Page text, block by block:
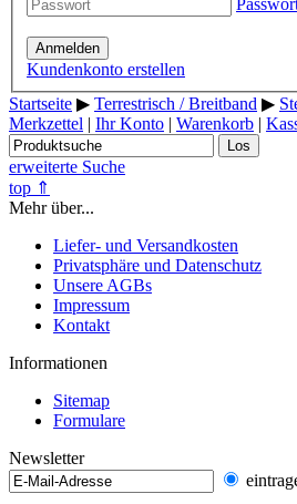
Anmelden
Kundenkonto erstellen
Startseite ▶ Terrestrisch / Breitband ▶
Merkzettel | Ihr Konto | Warenkorb |
Los
erweiterte Suche
top ⇑
Mehr über...
Liefer- und Versandkosten
Privatsphäre und Datenschutz
Unsere AGBs
Impressum
Kontakt
Informationen
Sitemap
Formulare
Newsletter